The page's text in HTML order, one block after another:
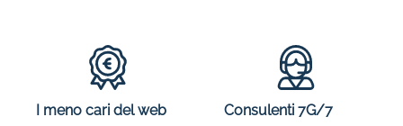
I meno cari del web Consulenti 7G/7